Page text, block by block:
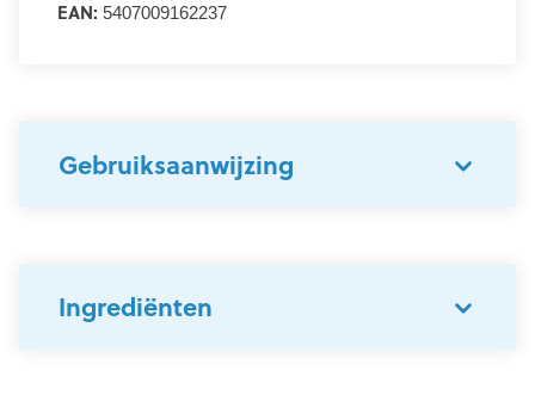
EAN: 5407009162237
Gebruiksaanwijzing
Ingrediënten